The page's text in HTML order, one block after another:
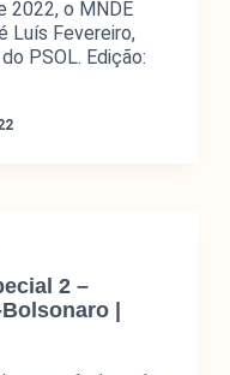
2022, o MNDE
Luís Fevereiro,
PSOL. Edição:
2 –
|